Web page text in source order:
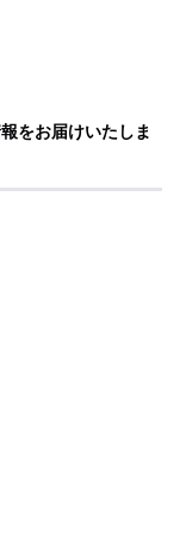
をお届けいたしま